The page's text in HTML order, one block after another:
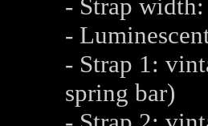
- Strap
-
- Strap 1:
spring bar)